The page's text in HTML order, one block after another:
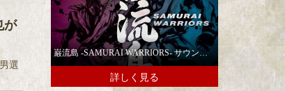
が
選
巌流島 -SAMURAI WARRIORS- サウンドトラックの配信スタート！
詳しく見る